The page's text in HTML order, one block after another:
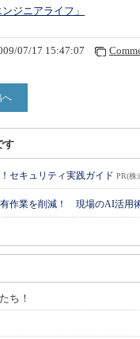
ジニアライフ」
07/17 15:47:07
へ
す
セキュリティ実践ガイド PR(株
有作業を削減！ 現場のAI活用
ち！